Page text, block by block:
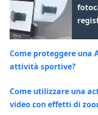
Come proteggere una
attività sportive?
Come utilizzare una
video con effetti di